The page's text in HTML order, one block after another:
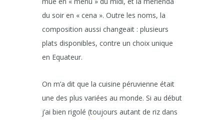
du soir en « cena ». Outre les noms, la
composition aussi changeait : plusieurs
plats disponibles, contre un choix unique
en Equateur.
On m’a dit que la cuisine péruvienne était
une des plus variées au monde. Si au début
j’ai bien rigolé (toujours autant de riz dans